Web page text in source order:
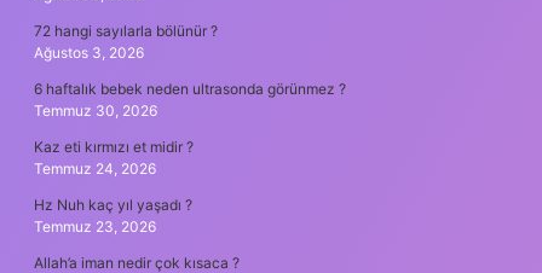
72 hangi sayılarla bölünür ?
Ağustos 3, 2026
6 haftalık bebek neden ultrasonda görünmez ?
Temmuz 30, 2026
Kaz eti kırmızı et midir ?
Temmuz 24, 2026
Hz Nuh kaç yıl yaşadı ?
Temmuz 23, 2026
Allah’a iman nedir çok kısaca ?